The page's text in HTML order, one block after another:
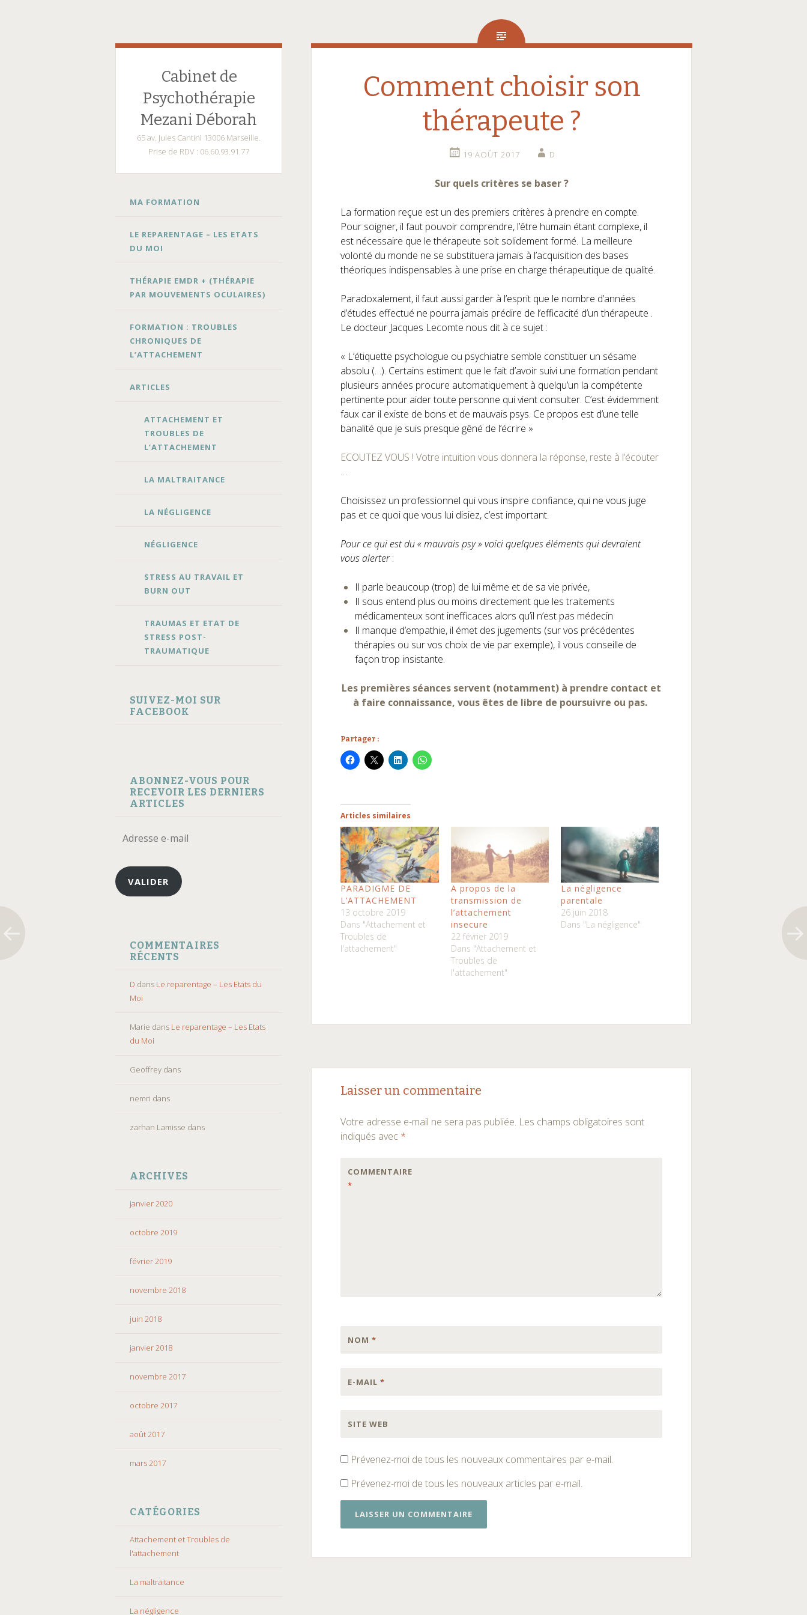
Cabinet de
Psychothérapie
Mezani Déborah
65 av. Jules Cantini 13006 Marseille.
Prise de RDV : 06.60.93.91.77
ALLER
MA FORMATION
LE REPARENTAGE – LES ETATS
DU MOI
THÉRAPIE EMDR + (THÉRAPIE
PAR MOUVEMENTS OCULAIRES)
FORMATION : TROUBLES
CHRONIQUES DE
L’ATTACHEMENT
ARTICLES
ATTACHEMENT ET
TROUBLES DE
L’ATTACHEMENT
LA MALTRAITANCE
LA NÉGLIGENCE
NÉGLIGENCE
STRESS AU TRAVAIL ET
BURN OUT
TRAUMAS ET ETAT DE
STRESS POST-
TRAUMATIQUE
SUIVEZ-MOI SUR
FACEBOOK
ABONNEZ-VOUS POUR
RECEVOIR LES DERNIERS
ARTICLES
VALIDER
COMMENTAIRES
RÉCENTS
D dans Le reparentage – Les Etats du
Moi
Marie dans Le reparentage – Les Etats
du Moi
Geoffrey dans
nemri dans
zarhan Lamisse dans
ARCHIVES
janvier 2020
octobre 2019
février 2019
novembre 2018
juin 2018
janvier 2018
novembre 2017
octobre 2017
août 2017
mars 2017
CATÉGORIES
Attachement et Troubles de
l'attachement
La maltraitance
La négligence
Comment choisir son
thérapeute ?
19 AOÛT 2017 D
Sur quels critères se baser ?
La formation reçue est un des premiers critères à prendre en compte.
Pour soigner, il faut pouvoir comprendre, l’être humain étant complexe, il
est nécessaire que le thérapeute soit solidement formé. La meilleure
volonté du monde ne se substituera jamais à l’acquisition des bases
théoriques indispensables à une prise en charge thérapeutique de qualité.
Paradoxalement, il faut aussi garder à l’esprit que le nombre d’années
d’études effectué ne pourra jamais prédire de l’efficacité d’un thérapeute .
Le docteur Jacques Lecomte nous dit à ce sujet :
« L’étiquette psychologue ou psychiatre semble constituer un sésame
absolu (…). Certains estiment que le fait d’avoir suivi une formation pendant
plusieurs années procure automatiquement à quelqu’un la compétente
pertinente pour aider toute personne qui vient consulter. C’est évidemment
faux car il existe de bons et de mauvais psys. Ce propos est d’une telle
banalité que je suis presque gêné de l’écrire »
ECOUTEZ VOUS ! Votre intuition vous donnera la réponse, reste à l’écouter
…
Choisissez un professionnel qui vous inspire confiance, qui ne vous juge
pas et ce quoi que vous lui disiez, c’est important.
Pour ce qui est du « mauvais psy » voici quelques éléments qui devraient
vous alerter:
Il parle beaucoup (trop) de lui même et de sa vie privée,
Il sous entend plus ou moins directement que les traitements
médicamenteux sont inefficaces alors qu’il n’est pas médecin
Il manque d’empathie, il émet des jugements (sur vos précédentes
thérapies ou sur vos choix de vie par exemple), il vous conseille de
façon trop insistante.
Les premières séances servent (notamment) à prendre contact et
à faire connaissance, vous êtes de libre de poursuivre ou pas.
Partager :
Articles similaires
PARADIGME DE
L’ATTACHEMENT
13 octobre 2019
Dans "Attachement et
Troubles de
l'attachement"
A propos de la
transmission de
l’attachement
insecure
22 février 2019
Dans "Attachement et
Troubles de
l'attachement"
La négligence
parentale
26 juin 2018
Dans "La négligence"
Navigation
articles
Laisser un commentaire
Votre adresse e-mail ne sera pas publiée. Les champs obligatoires sont
indiqués avec *
COMMENTAIRE
*
NOM*
E-MAIL*
SITE WEB
Prévenez-moi de tous les nouveaux commentaires par e-mail.
Prévenez-moi de tous les nouveaux articles par e-mail.